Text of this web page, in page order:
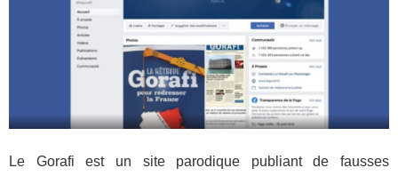
Le Gorafi est un site parodique publiant de fausses